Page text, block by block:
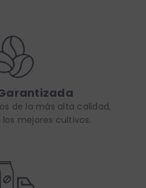
de la más alta calidad,
mejores cultivos.